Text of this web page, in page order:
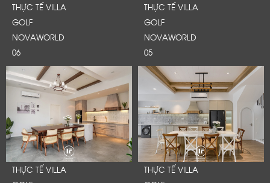
THỰC TẾ VILLA
GOLF
NOVAWORLD
06
THỰC TẾ VILLA
GOLF
NOVAWORLD
05
THỰC TẾ VILLA
THỰC TẾ VILLA
LỜI CẢM ƠN
LIFECONCEPT